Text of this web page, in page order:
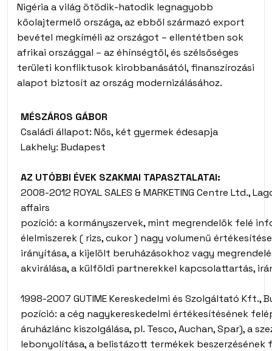
Nigéria a világ ötödik-hatodik legnagyobb
kőolajtermelő országa, az ebből származó export
bevétel megkíméli az országot – ellentétben sok
afrikai országgal – az éhínségtől, és szélsőséges
területi konfliktusok kirobbanásától, finanszírozási
alapot biztosít az ország modernizálásához.
MÉSZÁROS GÁBOR
Családi állapot: Nős, két gyermek édesapja
Lakhely: Budapest
AZ UTÓBBI ÉVEK SZAKMAI TAPASZTALATAI:
2008-2012 ROYAL SALES & MARKETING Centre Ltd.,
affairs
pozíció: a kormányszervek, mint megrendelők felé
élelmiszerek ( rizs, cukor ) nagy volumenű
irányítása, a kijelölt beruházásokhoz vagy
akvirálása, a külföldi partnerekkel kapcsolattartás,
1998-2007 GUTIME Kereskedelmi és Szolgáltató Kft.,
pozíció: a cég nagykereskedelmi értékesítésének
áruházlánc kiszolgálása, pl. Tesco, Auchan, Spar), a
lebonyolítása, a belistázott termékek beszerzésének